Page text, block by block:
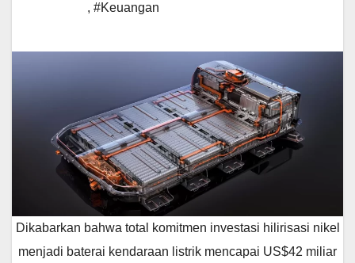
, #Keuangan
Dikabarkan bahwa total komitmen investasi hilirisasi nikel
menjadi baterai kendaraan listrik mencapai US$42 miliar